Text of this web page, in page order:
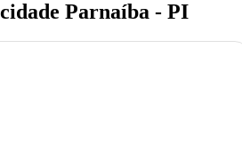
Parnaíba - PI